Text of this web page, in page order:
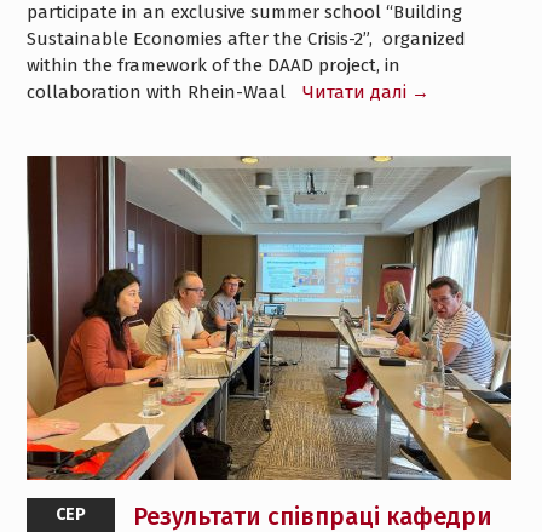
participate in an exclusive summer school “Building
Sustainable Economies after the Crisis-2”, organized
within the framework of the DAAD project, in
collaboration with Rhein-Waal
Читати далі →
СЕР
Результати співпраці кафедри